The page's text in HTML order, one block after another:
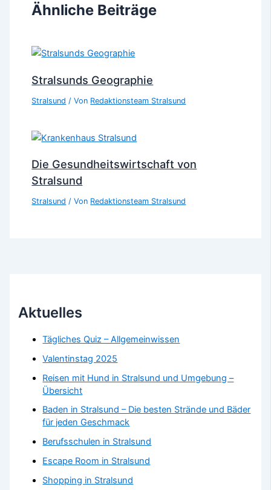
Ähnliche Beiträge
Stralsunds Geographie
Stralsund / Von Redaktionsteam Stralsund
Die Gesundheitswirtschaft von
Stralsund
Stralsund / Von Redaktionsteam Stralsund
Aktuelles
Tägliches Quiz – Allgemeinwissen
Valentinstag 2025
Reisen mit Hund in Stralsund und Umgebung –
Übersicht
Baden in Stralsund – Die besten Strände und Bäder
für jeden Geschmack
Berufsschulen in Stralsund
Escape Room in Stralsund
Shopping in Stralsund